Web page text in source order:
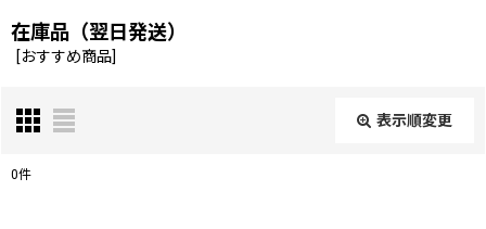
在庫品（翌日発送）
[おすすめ商品]
表示順変更
0件